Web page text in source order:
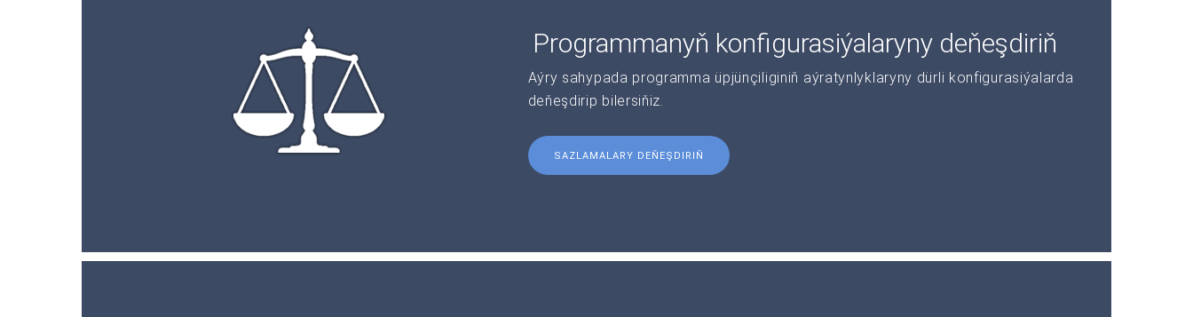
Programmanyň konfigurasiýalaryny deňeşdiriň
Aýry sahypada programma üpjünçiliginiň aýratynlyklaryny dürli konfigurasiýalarda
deňeşdirip bilersiňiz.
SAZLAMALARY DEŇEŞDIRIŇ